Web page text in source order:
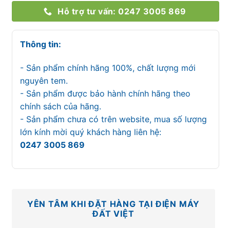
Hỗ trợ tư vấn: 0247 3005 869
Thông tin:
- Sản phẩm chính hãng 100%, chất lượng mới
nguyên tem.
- Sản phẩm được bảo hành chính hãng theo
chính sách của hãng.
- Sản phẩm chưa có trên website, mua số lượng
lớn kính mời quý khách hàng liên hệ:
0247 3005 869
YÊN TÂM KHI ĐẶT HÀNG TẠI ĐIỆN MÁY
ĐẤT VIỆT